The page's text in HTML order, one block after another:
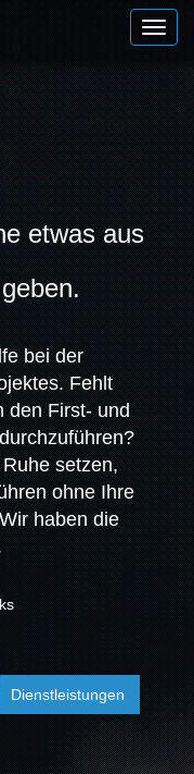
etwas aus
bei der
Fehlt
den First- und
setzen,
ohne Ihre
haben die
Dienstleistungen